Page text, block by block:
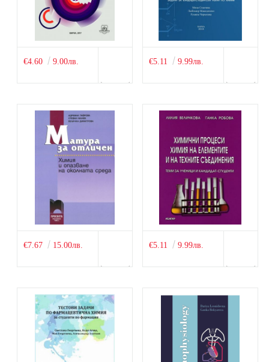
€4.60 9.00лв. €5.11 9.99лв.
€7.67 15.00лв. €5.11 9.99лв.